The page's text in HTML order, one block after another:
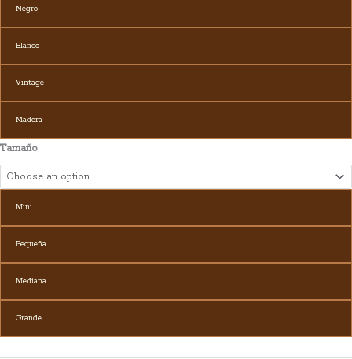
Negro
Blanco
Vintage
Madera
Tamaño
Mini
Pequeña
Mediana
Grande